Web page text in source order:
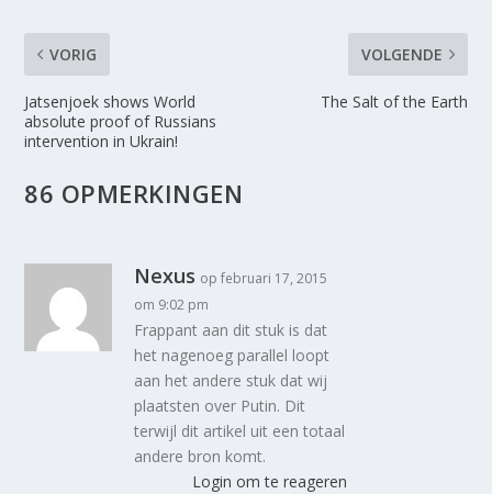
VORIG
Jatsenjoek shows World
absolute proof of Russians
intervention in Ukrain!
VOLGENDE
The Salt of the Earth
86 OPMERKINGEN
Nexus op februari 17, 2015
om 9:02 pm
Frappant aan dit stuk is dat
het nagenoeg parallel loopt
aan het andere stuk dat wij
plaatsten over Putin. Dit
terwijl dit artikel uit een totaal
andere bron komt.
Login om te reageren